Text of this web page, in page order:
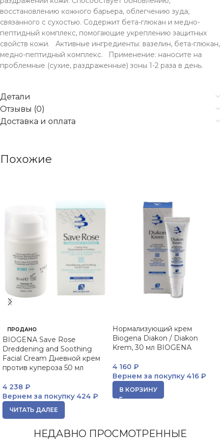
восстановлению кожного барьера, облегчению зуда,
связанного с сухостью. Содержит бета-глюкан и медно-
пептидный комплекс, помогающие укреплению защитных
свойств кожи. Активные ингредиенты: вазелин, бета-глюкан,
медно-пептидный комплекс. Применение: наносите на
проблемные (сухие, раздраженные) зоны 1-2 раза в день.
Детали
Отзывы (0)
Доставка и оплата
Похожие
ПРОДАНО
BIOGENA Save Rose
Dreddening and Soothing
Facial Cream Дневной крем
против купероза 50 мл
4 238 ₽
Вернем за покупку 424 ₽
ЧИТАТЬ ДАЛЕЕ
Нормализующий крем
Biogena Diakon / Diakon
Krem, 30 мл BIOGENA
4 160 ₽
Вернем за покупку 416 ₽
В КОРЗИНУ
НЕДАВНО ПРОСМОТРЕННЫЕ